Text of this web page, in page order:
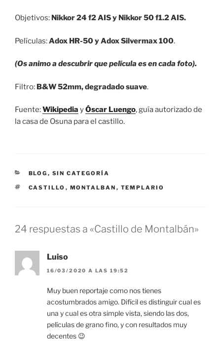
Objetivos: Nikkor 24 f2 AIS y Nikkor 50 f1.2 AIS.
Películas:Adox HR-50 y Adox Silvermax 100.
(Os animo a descubrir que película es en cada foto).
Filtro: B&W 52mm, degradado suave.
Fuente:Wikipedia yÓscar Luengo, guía autorizado de
la casa de Osuna para el castillo.
CATEGORÍAS
BLOG , SIN CATEGORÍA
ETIQUETAS
CASTILLO , MONTALBAN , TEMPLARIO
24 respuestas a «Castillo de Montalbán»
Luiso
16/03/2020 A LAS 19:52
Muy buen reportaje como nos tienes
acostumbrados amigo. Difícil es distinguir cual es
una y cual es otra simple vista, siendo las dos,
películas de grano fino, y con resultados muy
decentes 😉